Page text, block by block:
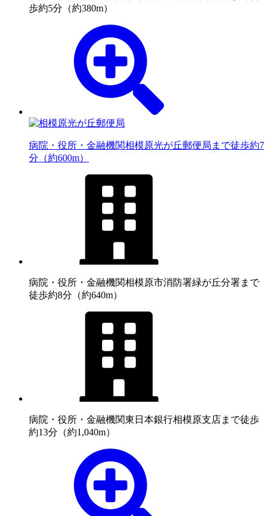
歩約5分（約380m）
病院・役所・金融機関相模原光が丘郵便局まで徒歩約7
分（約600m）
病院・役所・金融機関相模原市消防署緑が丘分署まで
徒歩約8分（約640m）
病院・役所・金融機関東日本銀行相模原支店まで徒歩
約13分（約1,040m）